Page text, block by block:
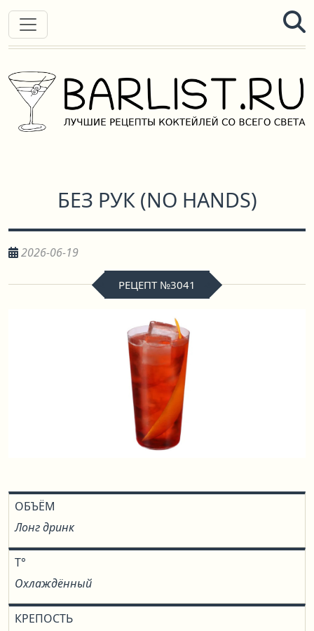
БЕЗ РУК(NO HANDS)
2026-06-19
РЕЦЕПТ №3041
ОБЪЁМ
Лонг дринк
T°
Охлаждённый
КРЕПОСТЬ